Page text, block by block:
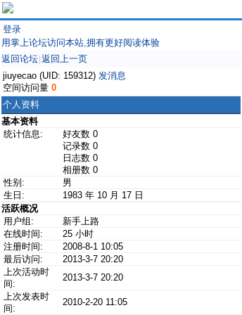
登录
用掌上论坛访问本站,拥有更好阅读体验
返回论坛 返回上一页
jiuyecao (UID: 159312) 发消息
空间访问量 0
个人资料
基本资料
统计信息:
好友数 0
记录数 0
日志数 0
相册数 0
性别:
男
生日:
1983 年 10 月 17 日
活跃概况
用户组:
新手上路
在线时间:
25 小时
注册时间:
2008-8-1 10:05
最后访问:
2013-3-7 20:20
上次活动时
间:
2013-3-7 20:20
上次发表时
间:
2010-2-20 11:05